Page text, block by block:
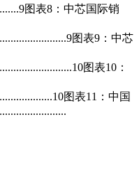
图表8：中芯国际销
图表9：中芯
图表10：
图表11：中国